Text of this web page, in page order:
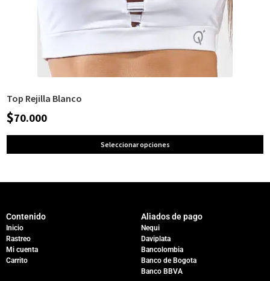
Top Rejilla Blanco
$70.000
Seleccionar opciones
Contenido
Inicio
Rastreo
Mi cuenta
Carrito
Aliados de pago
Nequi
Daviplata
Bancolombia
Banco de Bogota
Banco BBVA